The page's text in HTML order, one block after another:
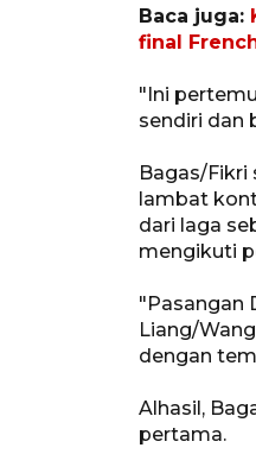
Baca juga:
final
"Ini
sendiri dan
Bagas/
lambat
dari laga
mengikuti
"Pasangan
Liang/
dengan
Alhasil,
pertama.